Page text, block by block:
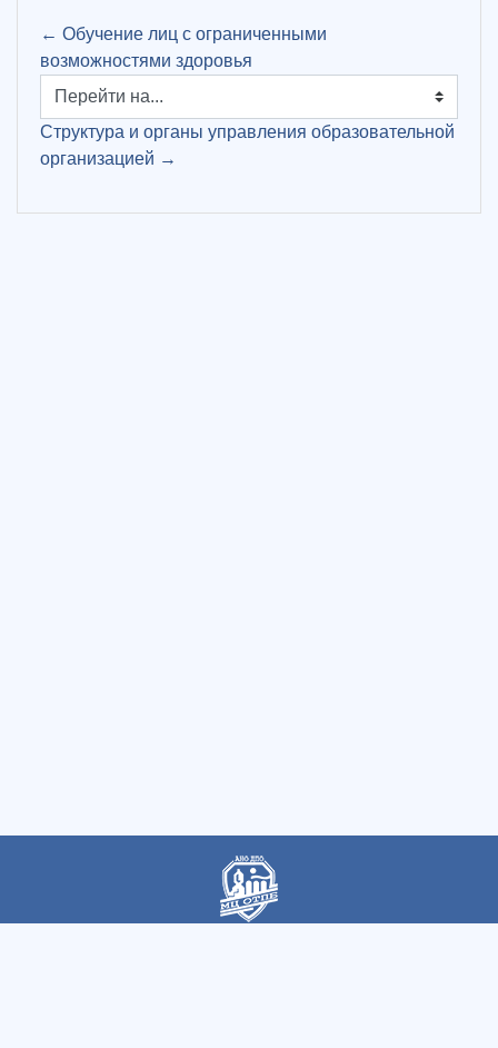
← Обучение лиц с ограниченными
возможностями здоровья
Перейти на...
Структура и органы управления образовательной
организацией →